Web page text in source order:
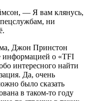
— Я вам клянусь,
ни
Джон Принстон
информацией о «TFI
интересного найти
Да, очень
было сказать
в таком-то году